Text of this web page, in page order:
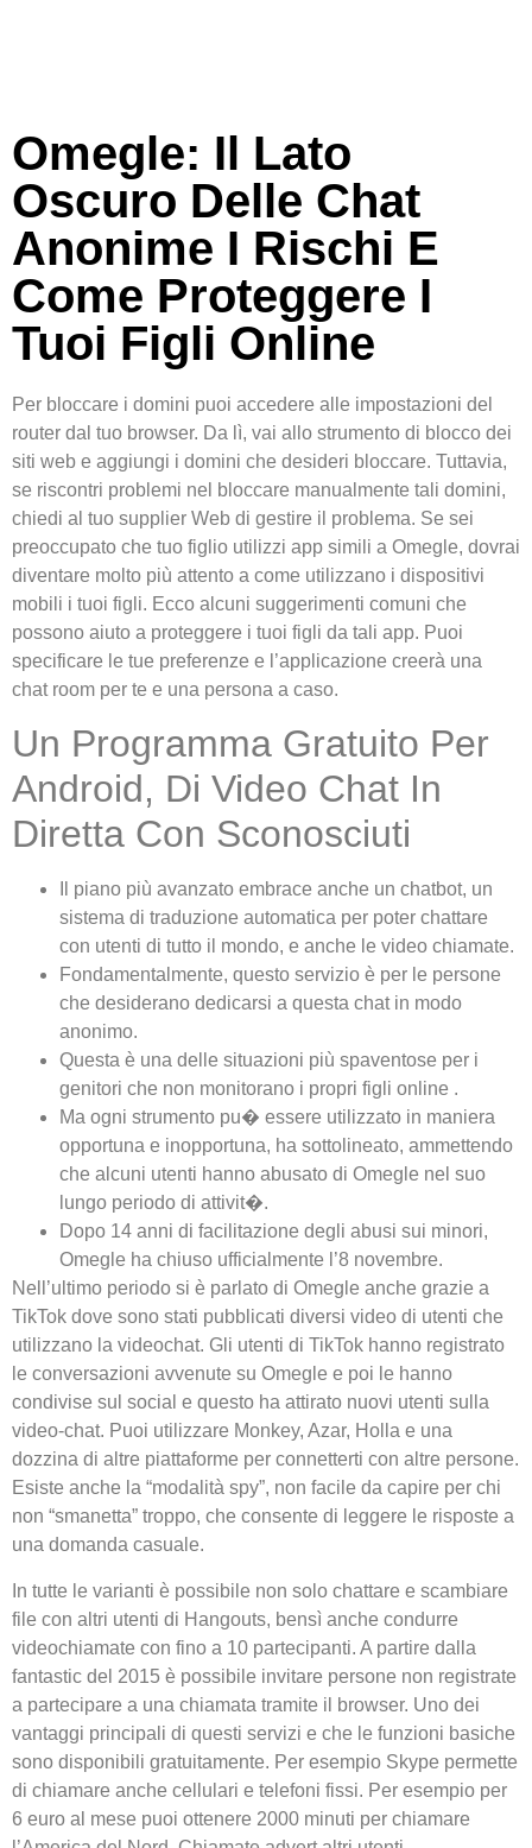
Omegle: Il Lato
Oscuro Delle Chat
Anonime I Rischi E
Come Proteggere I
Tuoi Figli Online
Per bloccare i domini puoi accedere alle impostazioni del
router dal tuo browser. Da lì, vai allo strumento di blocco dei
siti web e aggiungi i domini che desideri bloccare. Tuttavia,
se riscontri problemi nel bloccare manualmente tali domini,
chiedi al tuo supplier Web di gestire il problema. Se sei
preoccupato che tuo figlio utilizzi app simili a Omegle, dovrai
diventare molto più attento a come utilizzano i dispositivi
mobili i tuoi figli. Ecco alcuni suggerimenti comuni che
possono aiuto a proteggere i tuoi figli da tali app. Puoi
specificare le tue preferenze e l’applicazione creerà una
chat room per te e una persona a caso.
Un Programma Gratuito Per
Android, Di Video Chat In
Diretta Con Sconosciuti
Il piano più avanzato embrace anche un chatbot, un
sistema di traduzione automatica per poter chattare
con utenti di tutto il mondo, e anche le video chiamate.
Fondamentalmente, questo servizio è per le persone
che desiderano dedicarsi a questa chat in modo
anonimo.
Questa è una delle situazioni più spaventose per i
genitori che non monitorano i propri figli online .
Ma ogni strumento pu� essere utilizzato in maniera
opportuna e inopportuna, ha sottolineato, ammettendo
che alcuni utenti hanno abusato di Omegle nel suo
lungo periodo di attivit�.
Dopo 14 anni di facilitazione degli abusi sui minori,
Omegle ha chiuso ufficialmente l’8 novembre.
Nell’ultimo periodo si è parlato di Omegle anche grazie a
TikTok dove sono stati pubblicati diversi video di utenti che
utilizzano la videochat. Gli utenti di TikTok hanno registrato
le conversazioni avvenute su Omegle e poi le hanno
condivise sul social e questo ha attirato nuovi utenti sulla
video-chat. Puoi utilizzare Monkey, Azar, Holla e una
dozzina di altre piattaforme per connetterti con altre persone.
Esiste anche la “modalità spy”, non facile da capire per chi
non “smanetta” troppo, che consente di leggere le risposte a
una domanda casuale.
In tutte le varianti è possibile non solo chattare e scambiare
file con altri utenti di Hangouts, bensì anche condurre
videochiamate con fino a 10 partecipanti. A partire dalla
fantastic del 2015 è possibile invitare persone non registrate
a partecipare a una chiamata tramite il browser. Uno dei
vantaggi principali di questi servizi e che le funzioni basiche
sono disponibili gratuitamente. Per esempio Skype permette
di chiamare anche cellulari e telefoni fissi. Per esempio per
6 euro al mese puoi ottenere 2000 minuti per chiamare